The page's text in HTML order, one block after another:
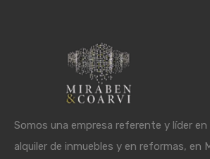
Somos una empresa referente y líder
alquiler de inmuebles y en reformas, en